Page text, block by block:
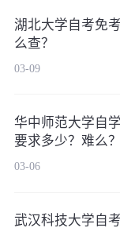
湖北大学自考免
么查？
03-09
华中师范大学自
要求多少？难么？
03-06
武汉科技大学自